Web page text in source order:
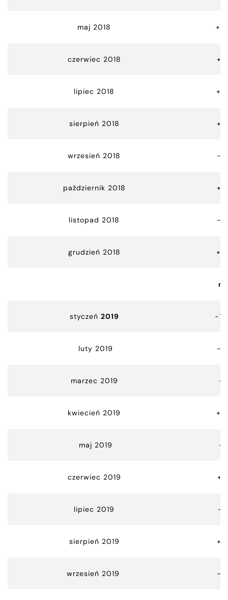
maj 2018 +
czerwiec 2018
lipiec 2018
sierpień 2018
wrzesień 2018 -
październik 2018
listopad 2018 -
grudzień 2018
styczeń 2019 -
luty 2019 -
marzec 2019
kwiecień 2019
maj 2019
czerwiec 2019
lipiec 2019 -
sierpień 2019
wrzesień 2019 –